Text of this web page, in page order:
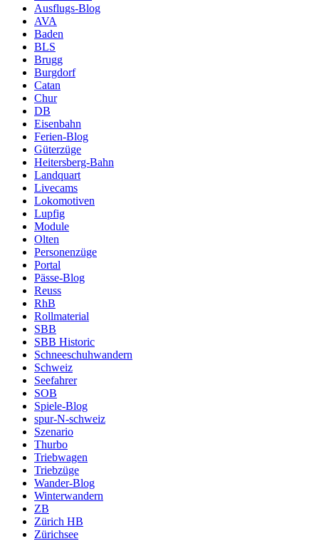
Ausflugs-Blog
AVA
Baden
BLS
Brugg
Burgdorf
Catan
Chur
DB
Eisenbahn
Ferien-Blog
Güterzüge
Heitersberg-Bahn
Landquart
Livecams
Lokomotiven
Lupfig
Module
Olten
Personenzüge
Portal
Pässe-Blog
Reuss
RhB
Rollmaterial
SBB
SBB Historic
Schneeschuhwandern
Schweiz
Seefahrer
SOB
Spiele-Blog
spur-N-schweiz
Szenario
Thurbo
Triebwagen
Triebzüge
Wander-Blog
Winterwandern
ZB
Zürich HB
Zürichsee